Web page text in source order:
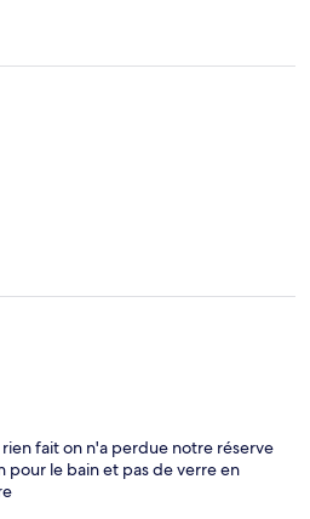
fait on n'a perdue notre réserve
pour le bain et pas de verre en